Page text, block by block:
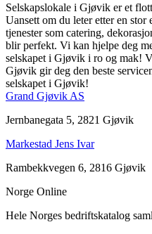
Selskapslokale i Gjøvik er et
Uansett om du leter etter en
tjenester som catering,
blir perfekt. Vi kan hjelpe deg
selskapet i Gjøvik i ro og mak!
Gjøvik gir deg den beste
selskapet i Gjøvik!
Grand Gjøvik AS
Jernbanegata 5, 2821 Gjøvik
Markestad Jens Ivar
Rambekkvegen 6, 2816 Gjøvik
Norge Online
Hele Norges bedriftskatalog